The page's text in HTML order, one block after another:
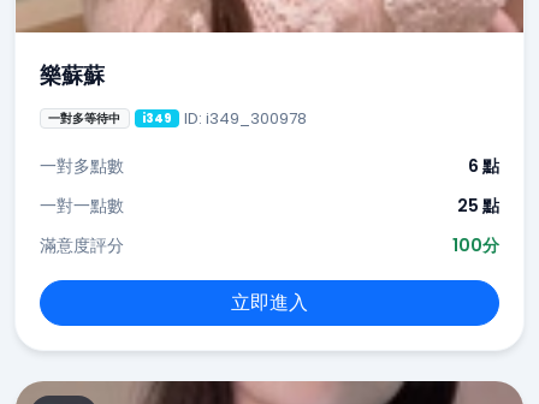
樂蘇蘇
一對多等待中 i349 ID: i349_300978
一對多點數
6 點
一對一點數
25 點
滿意度評分
100分
立即進入